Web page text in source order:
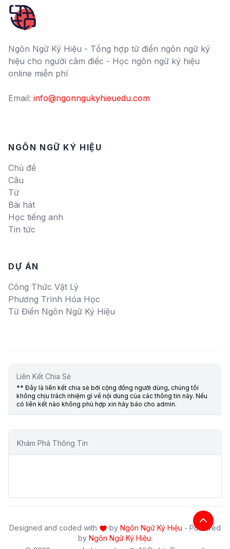
Ngôn Ngữ Ký Hiệu - Tổng hợp từ điển ngôn ngữ ký
hiệu cho người câm điếc - Học ngôn ngữ ký hiệu
online miễn phí
Email: info@ngonngukyhieuedu.com
NGÔN NGỮ KÝ HIỆU
Chủ đề
Câu
Từ
Bài hát
Học tiếng anh
Tin tức
DỰ ÁN
Công Thức Vật Lý
Phương Trình Hóa Học
Từ Điển Ngôn Ngữ Ký Hiệu
Liên Kết Chia Sẻ
** Đây là liên kết chia sẻ bới cộng đồng người dùng, chúng tôi
không chịu trách nhiệm gì về nội dung của các thông tin này. Nếu
có liên kết nào không phù hợp xin hãy báo cho admin.
Khám Phá Thông Tin
Designed and coded with by Ngôn Ngữ Ký Hiệu - Powered
by Ngôn Ngữ Ký Hiệu.